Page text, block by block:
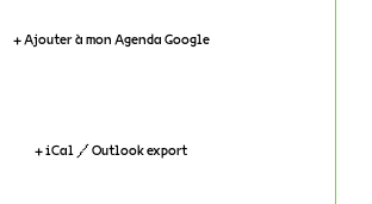
+ Ajouter à mon Agenda Google
+ iCal / Outlook export